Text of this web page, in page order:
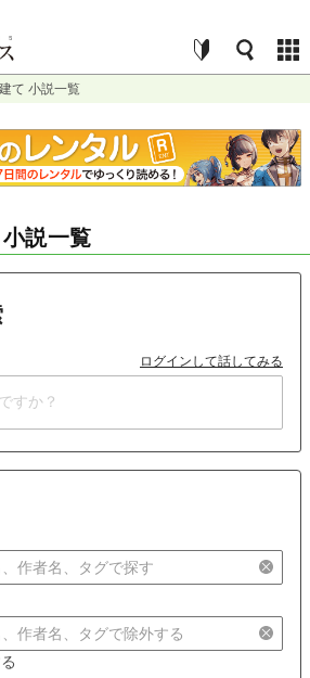
て 小説一覧
説一覧
ログインして話してみる